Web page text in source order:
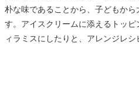
朴な味であることから、子どもか
す。アイスクリームに添えるトッ
ィラミスにしたりと、アレンジレシ